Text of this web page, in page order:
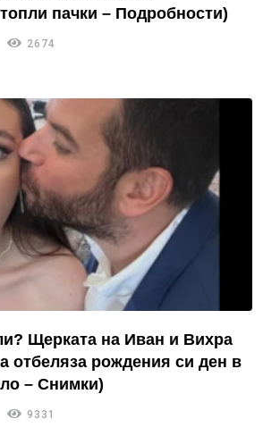
пачки – Подробности)
2674
Щерката на Иван и Вихра
отбеляза рождения си ден в
– Снимки)
9331